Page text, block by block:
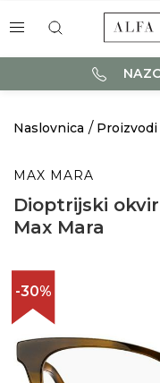
Naslovnica Proizvodi
MAX MARA
Dioptrijski okvir
Max Mara
-30%